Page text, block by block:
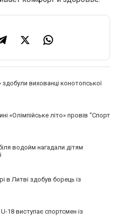
вихованці конотопської
«Олімпійське літо» провів “Спорт
водойм нагадали дітям
в Литві здобув борець із
18 виступає спортсмен із